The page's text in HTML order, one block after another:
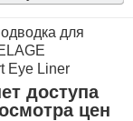
для
Eye Liner
доступа
цен